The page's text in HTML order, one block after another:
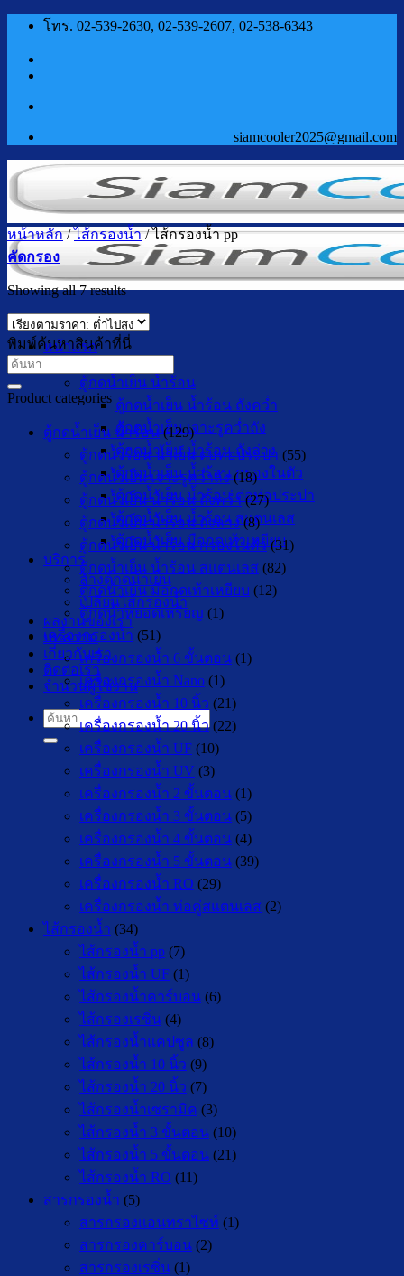
ข้าม
โทร. 02-539-2630, 02-539-2607, 02-538-6343
siamcooler2025@gmail.com
หน้าแรก
ตู้กดน้ำเย็น น้ำร้อน
ตู้กดน้ำเย็น น้ำร้อน ถังคว่ำ
ตู้กดน้ำเย็น เจาะรูคว่ำถัง
ตู้กดน้ำเย็น น้ำร้อน ถังล่าง
ตู้กดน้ำเย็น น้ำร้อน กรองในตัว
ตู้กดน้ำเย็น น้ำร้อน ต่อท่อประปา
ตู้กดน้ำเย็น น้ำร้อน สแตนเลส
ตู้กดน้ำเย็น มือกดเท้าเหยียบ
บริการ
ล้างตู้กดน้ำเย็น
เปลี่ยนไส้กรองน้ำ
ผลงานของเรา
บทความ
เกี่ยวกับเรา
ติดต่อเรา
จำนวนผู้ใช้งาน
ค้นหา:
หน้าหลัก / ไส้กรองน้ำ /ไส้กรองน้ำ pp
คัดกรอง
Showing all 7 resultsSorted
price:
low
to
high
พิมพ์ค้นหาสินค้าที่นี่
ค้นหา:
Product categories
ตู้กดน้ำเย็น น้ำร้อน (129)
ตู้กดน้ำร้อน น้ำเย็น ต่อท่อประปา (55)
ตู้กดน้ำเย็น เจาะรูคว่ำถัง (18)
ตู้กดน้ำเย็น น้ำร้อน ถังคว่ำ (27)
ตู้กดน้ำเย็น น้ำร้อน ถังล่าง (8)
ตู้กดน้ำเย็น น้ำร้อน กรองในตัว (31)
ตู้กดน้ำเย็น น้ำร้อน สแตนเลส (82)
ตู้กดน้ำเย็น มือกดเท้าเหยียบ (12)
ตู้กดน้ำหยอดเหรียญ (1)
เครื่องกรองน้ำ (51)
เครื่องกรองน้ำ 6 ขั้นตอน (1)
เครื่องกรองน้ำ Nano (1)
เครื่องกรองน้ำ 10 นิ้ว (21)
เครื่องกรองน้ำ 20 นิ้ว (22)
เครื่องกรองน้ำ UF (10)
เครื่องกรองน้ำ UV (3)
เครื่องกรองน้ำ 2 ขั้นตอน (1)
เครื่องกรองน้ำ 3 ขั้นตอน (5)
เครื่องกรองน้ำ 4 ขั้นตอน (4)
เครื่องกรองน้ำ 5 ขั้นตอน (39)
เครื่องกรองน้ำ RO (29)
เครื่องกรองน้ำ ท่อคู่สแตนเลส (2)
ไส้กรองน้ำ (34)
ไส้กรองน้ำ pp (7)
ไส้กรองน้ำ UF (1)
ไส้กรองน้ำคาร์บอน (6)
ไส้กรองเรซิ่น (4)
ไส้กรองน้ำแคปซูล (8)
ไส้กรองน้ำ 10 นิ้ว (9)
ไส้กรองน้ำ 20 นิ้ว (7)
ไส้กรองน้ำเซรามิค (3)
ไส้กรองน้ำ 3 ขั้นตอน (10)
ไส้กรองน้ำ 5 ขั้นตอน (21)
ไส้กรองน้ำ RO (11)
สารกรองน้ำ (5)
สารกรองแอนทราไซท์ (1)
สารกรองคาร์บอน (2)
สารกรองเรซิ่น (1)